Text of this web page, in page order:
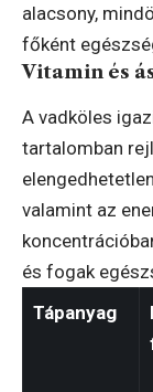
alacsony,
főként
Vitamin és
A vadköles
tartalomban
valamint az
és fogak
Tápanyag